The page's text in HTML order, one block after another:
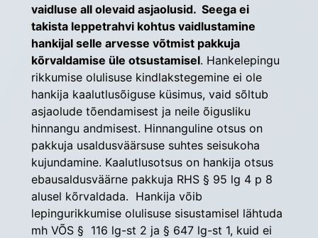
vaidluse all olevaid asjaolusid.  Seega ei
takista leppetrahvi kohtus vaidlustamine
hankijal selle arvesse võtmist pakkuja
kõrvaldamise üle otsustamisel. Hankelepingu
rikkumise olulisuse kindlakstegemine ei ole
hankija kaalutlusõiguse küsimus, vaid sõltub
asjaolude tõendamisest ja neile õigusliku
hinnangu andmisest. Hinnanguline otsus on
pakkuja usaldusväärsuse suhtes seisukoha
kujundamine. Kaalutlusotsus on hankija otsus
ebausaldusväärne pakkuja RHS § 95 lg 4 p 8
alusel kõrvaldada.  Hankija võib
lepingurikkumise olulisuse sisustamisel lähtuda
mh VÕS §  116 lg-st 2 ja § 647 lg-st 1, kuid ei